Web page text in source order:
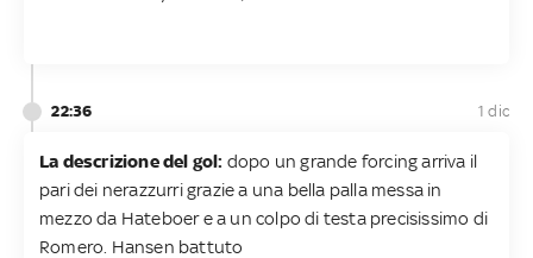
22:36 1 dic
La descrizione del gol: dopo un grande forcing arriva il
pari dei nerazzurri grazie a una bella palla messa in
mezzo da Hateboer e a un colpo di testa precisissimo di
Romero. Hansen battuto